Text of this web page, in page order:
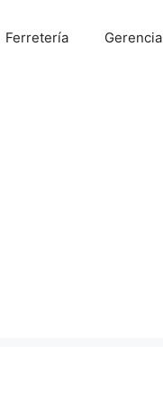
Ferretería Gerencia